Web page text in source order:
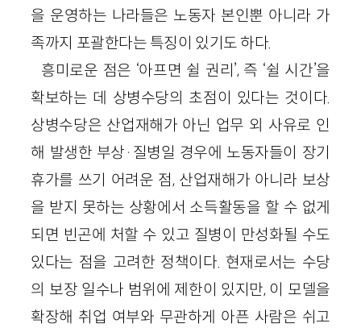
을 운영하는 나라들은 노동자 본인뿐 아니라 가
족까지 포괄한다는 특징이 있기도 하다.
흥미로운 점은 ‘아프면 쉴 권리’, 즉 ‘쉴 시간’을
확보하는 데 상병수당의 초점이 있다는 것이다.
상병수당은 산업재해가 아닌 업무 외 사유로 인
해 발생한 부상·질병일 경우에 노동자들이 장기
휴가를 쓰기 어려운 점, 산업재해가 아니라 보상
을 받지 못하는 상황에서 소득활동을 할 수 없게
되면 빈곤에 처할 수 있고 질병이 만성화될 수도
있다는 점을 고려한 정책이다. 현재로서는 수당
의 보장 일수나 범위에 제한이 있지만, 이 모델을
확장해 취업 여부와 무관하게 아픈 사람은 쉬고